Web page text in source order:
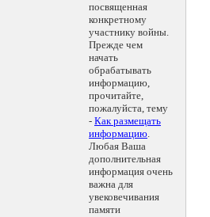
посвященная
конкретному
участнику войны.
Прежде чем
начать
обрабатывать
информацию,
прочитайте,
пожалуйста, тему
- Как размещать
информацию.
Любая Ваша
дополнительная
информация очень
важна для
увековечивания
памяти